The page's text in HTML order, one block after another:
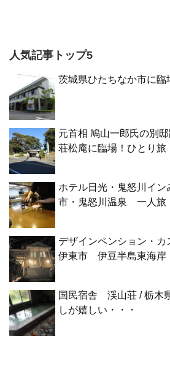
人気記事トップ5
茨城県ひたちなか市に臨
元首相 鳩山一郎氏の別
荘松庵に臨場！ひとり旅
ホテル日光・鬼怒川イ
市・鬼怒川温泉 一人旅
デザインペンション・カ
伊東市 伊豆半島東海
国民宿舎 渓山荘 / 栃木
しが嬉しい・・・